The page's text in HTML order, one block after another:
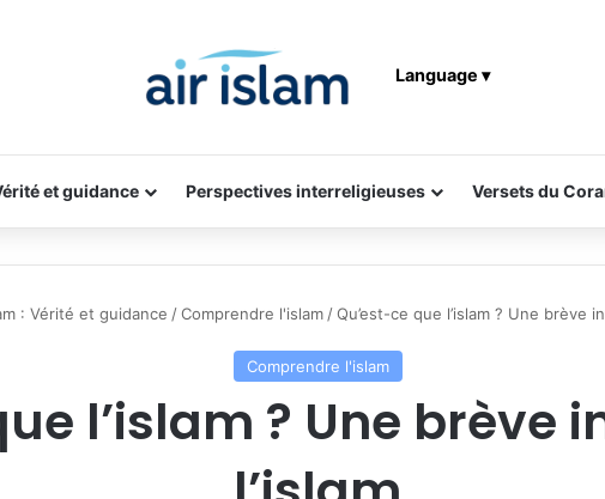
Language ▾
et guidance Perspectives interreligieuses Versets du
: Vérité et guidance / Comprendre l'islam / Qu’est-ce que l’islam ? Une brève
Comprendre l'islam
l’islam ? Une brève